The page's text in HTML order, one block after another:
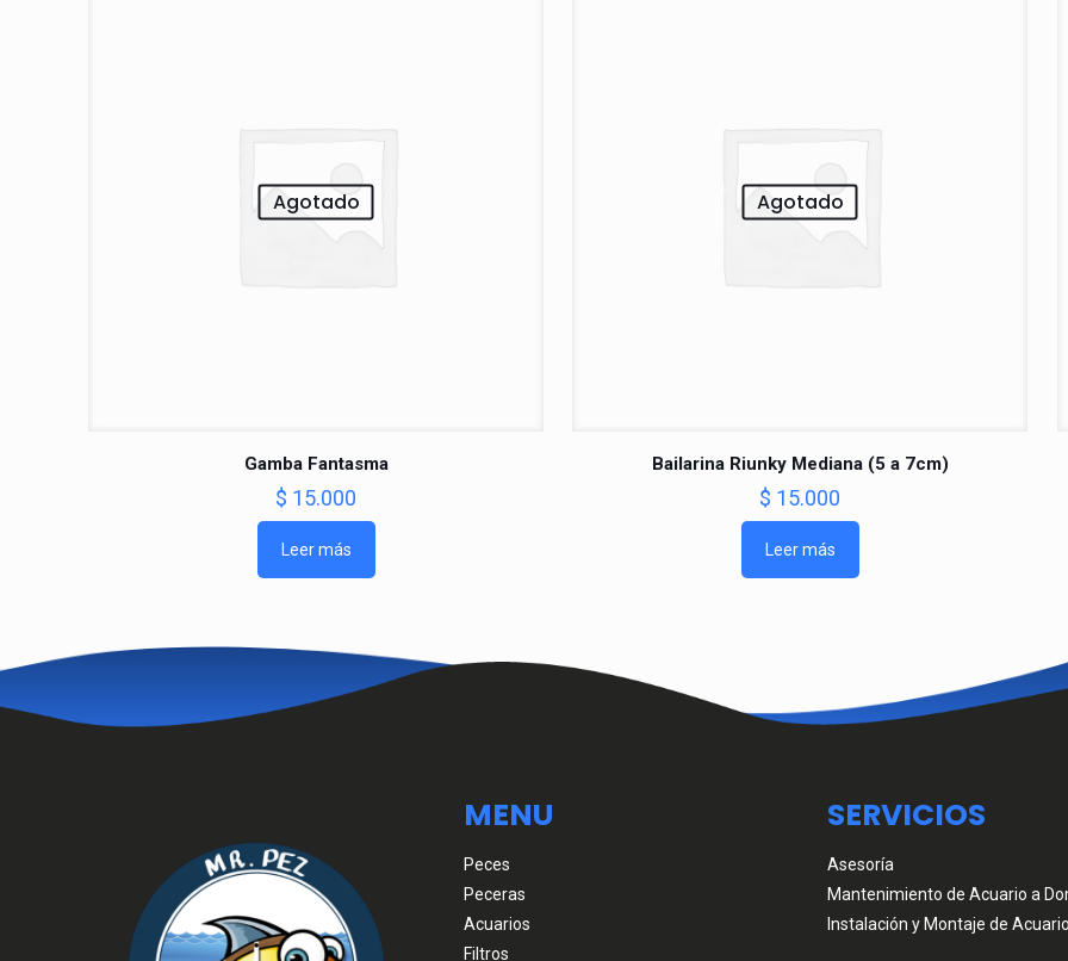
Agotado
Gamba Fantasma
$ 15.000
Leer más
Agotado
Bailarina Riunky Mediana (5 a 7cm)
$ 15.000
Leer más
MENU
Peces
Peceras
Acuarios
Filtros
SERVICIOS
Asesoría
Mantenimiento de Acuario a
Instalación y Montaje de Acuario